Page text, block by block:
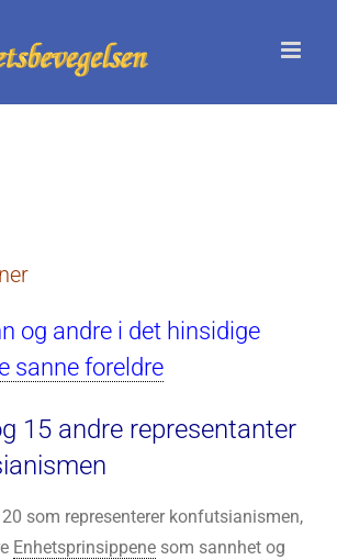
og andre i det hinsidige
sanne foreldre
15 andre representanter
som representerer konfutsianismen,
Enhetsprinsippene som sannhet og